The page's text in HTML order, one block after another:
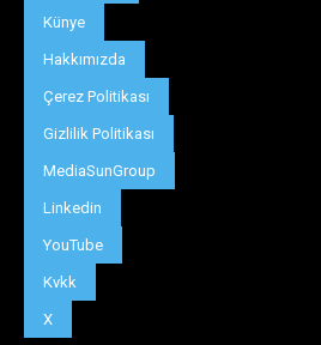
Künye
Hakkımızda
Çerez Politikası
Gizlilik Politikası
MediaSunGroup
Linkedin
YouTube
Kvkk
X